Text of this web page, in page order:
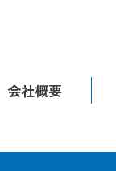
会社概要